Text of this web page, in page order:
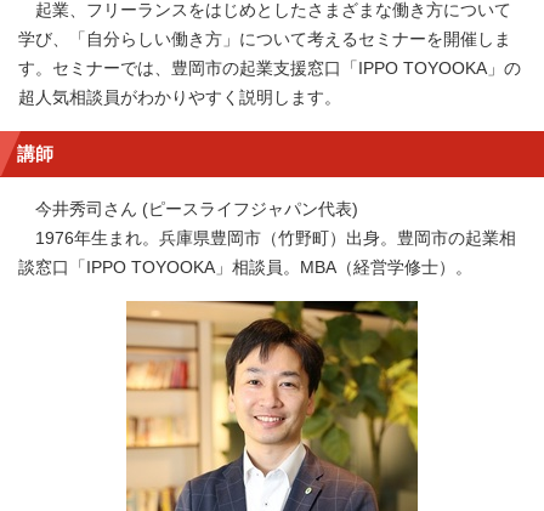
起業、フリーランスをはじめとしたさまざまな働き方について
学び、「自分らしい働き方」について考えるセミナーを開催しま
す。セミナーでは、豊岡市の起業支援窓口「IPPO TOYOOKA」の
超人気相談員がわかりやすく説明します。
講師
今井秀司さん (ピースライフジャパン代表)
1976年生まれ。兵庫県豊岡市（竹野町）出身。豊岡市の起業相
談窓口「IPPO TOYOOKA」相談員。MBA（経営学修士）。